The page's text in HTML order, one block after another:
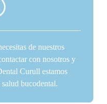
de nuestros
con nosotros y
Curull estamos
bucodental.